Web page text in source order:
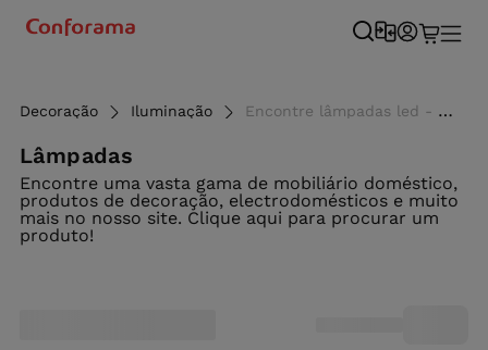
Decoração Iluminação Encontre lâmpadas led - Conforama
Lâmpadas
Encontre uma vasta gama de mobiliário doméstico,
produtos de decoração, electrodomésticos e muito
mais no nosso site. Clique aqui para procurar um
produto!